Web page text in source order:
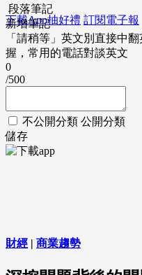
下載App抽好禮 訂閱電子報
段落筆記
新增筆記
「請稍等」英文別直接中翻
握，常用的電話對談英文
0
/500
不公開分類 公開分類
儲存
財經 | 商業趨勢